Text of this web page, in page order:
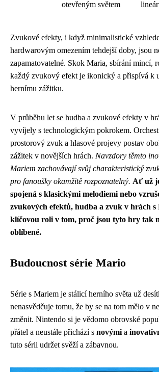
otevřeným světem
Zvukové efekty, i když minimalistické
hardwarovým omezením tehdejší doby, jsou
zapamatovatelné. Skok Maria, sbírání mincí,
každý zvukový efekt je ikonický a přispívá k
hernímu zážitku.
V průběhu let se hudba a zvukové efekty v
vyvíjely s technologickým pokrokem.
prostorový zvuk a hlasové projevy postav
zážitek v novějších hrách. Navzdory těmto
Mariem zachovávají svůj charakteristický
pro fanoušky okamžitě rozpoznatelný. Ať už
spojená s klasickými melodiemi nebo
zvukových efektů, hudba a zvuk v hrách
klíčovou roli v tom, proč jsou tyto hry tak
oblíbené.
Budoucnost série Mario
Série s Mariem je stálicí herního světa už
nenasvědčuje tomu, že by se na tom mělo v
změnit. Nintendo si je vědomo obrovské
přátel a neustále přichází s novými a
tuto sérii udržet svěží a zábavnou.